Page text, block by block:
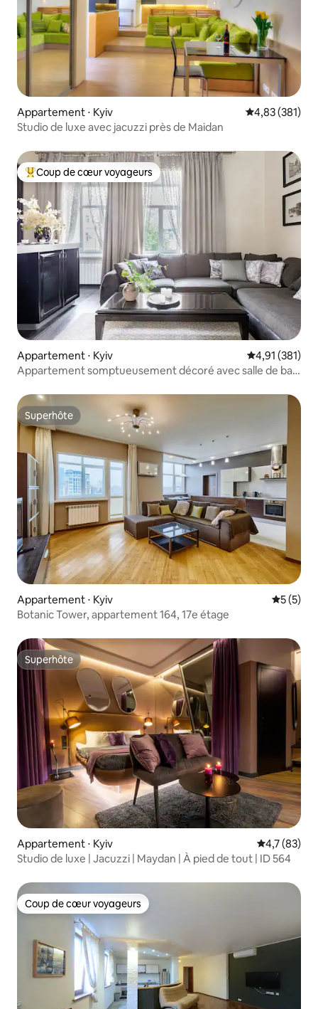
Appartement ⋅ Kyiv Évaluation
4,83 (381)
Studio de luxe avec jacuzzi près de Maidan
Coups de cœur voyageurs les plus appréciés
Coup de cœur voyageurs
Appartement ⋅ Kyiv Évaluation
4,91 (381)
Appartement somptueusement décoré avec salle de bain
Superhôte
Superhôte
Appartement ⋅ Kyiv
5 (5)
Botanic Tower, appartement 164, 17e étage
Superhôte
Superhôte
Appartement ⋅ Kyiv Évaluation
4,7 (83)
Studio de luxe | Jacuzzi | Maydan | À pied de tout | ID 564
Coup de cœur voyageurs
Coup de cœur voyageurs